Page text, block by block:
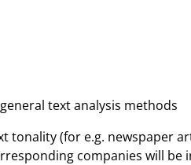
text analysis methods
tonality (for e.g. newspaper
companies will be